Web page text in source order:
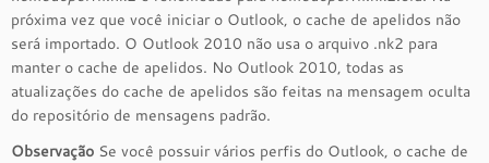
próxima vez que você iniciar o Outlook, o cache de apelidos não
será importado. O Outlook 2010 não usa o arquivo .nk2 para
manter o cache de apelidos. No Outlook 2010, todas as
atualizações do cache de apelidos são feitas na mensagem oculta
do repositório de mensagens padrão.
Observação Se você possuir vários perfis do Outlook, o cache de